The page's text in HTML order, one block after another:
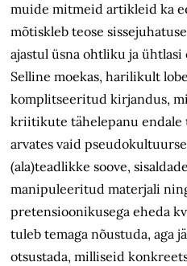
muide mitmeid artikleid ka
mõtiskleb teose
ajastul üsna ohtliku ja
Selline moekas, harilikult
komplitseeritud kirjandus,
kriitikute tähelepanu endale
arvates vaid
(ala)teadlikke soove,
manipuleeritud materjali
pretensioonikusega eheda
tuleb temaga nõustuda, aga
otsustada, milliseid